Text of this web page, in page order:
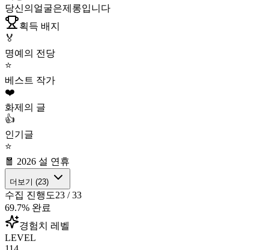
당신의얼굴은제롱입니다
획득 배지
🏅
명예의 전당
⭐
베스트 작가
❤️
화제의 글
👍
인기글
⭐
🧧 2026 설 연휴
더보기 (23)
수집 진행도23 /33
69.7% 완료
경험치 레벨
LEVEL